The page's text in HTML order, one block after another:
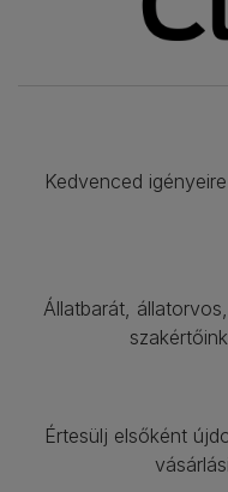
Kedvenced
Állatbarát,
Értesülj elsőként